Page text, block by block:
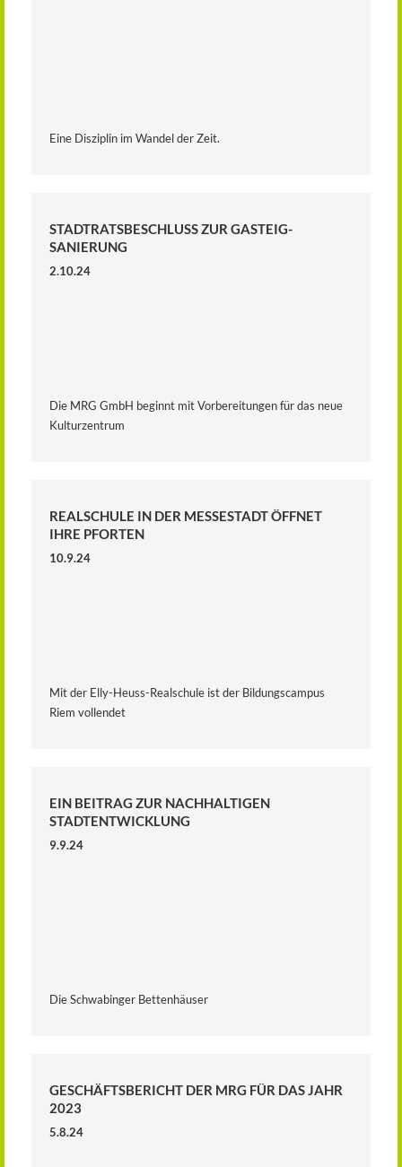
Eine Disziplin im Wandel der Zeit.
STADTRATSBESCHLUSS ZUR GASTEIG-
SANIERUNG
2.10.24
Die MRG GmbH beginnt mit Vorbereitungen für das neue
Kulturzentrum
REALSCHULE IN DER MESSESTADT ÖFFNET
IHRE PFORTEN
10.9.24
Mit der Elly-Heuss-Realschule ist der Bildungscampus
Riem vollendet
EIN BEITRAG ZUR NACHHALTIGEN
STADTENTWICKLUNG
9.9.24
Die Schwabinger Bettenhäuser
GESCHÄFTSBERICHT DER MRG FÜR DAS JAHR
2023
5.8.24